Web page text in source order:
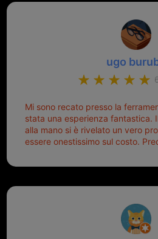
ugo
Mi sono recato presso la
stata una esperienza fantastica.
alla mano si è rivelato un vero
essere onestissimo sul costo.